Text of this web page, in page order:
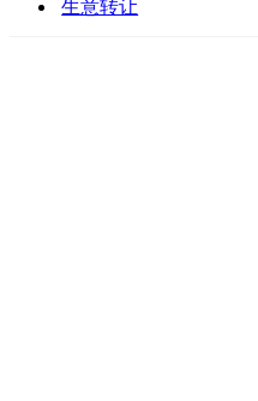
生意转让